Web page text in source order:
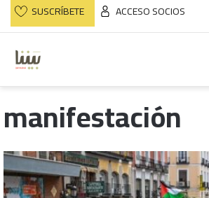
SUSCRÍBETE ACCESO SOCIOS
manifestación